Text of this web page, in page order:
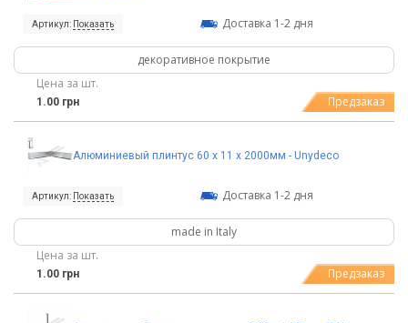
Артикул: Показать Доставка 1-2 дня
декоративное покрытие
Цена за шт.
1.00 грн Предзаказ
Алюминиевый плинтус 60 x 11 х 2000мм - Unydeco
Артикул: Показать Доставка 1-2 дня
made in Italy
Цена за шт.
1.00 грн Предзаказ